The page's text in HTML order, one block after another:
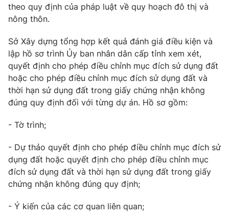
Liên hệ tòa soạn
THỜI BÁO VTV
Theo dõi báo trên
Cơ quan chủ quản:
Cơ quan báo chí:Thời báo VTV
Giấy phép hoạt động báo in và báo điện tử số 483/GP-BTTTT
cấp ngày 29/12/2023
Tổng Biên tập:Vũ Thanh Thủy
Nguyễn Trọng Ninh
theo quy định của pháp luật về quy hoạch đô thị và
nông thôn.
Sở Xây dựng tổng hợp kết quả đánh giá điều kiện và
lập hồ sơ trình Ủy ban nhân dân cấp tỉnh xem xét,
quyết định cho phép điều chỉnh mục đích sử dụng đất
hoặc cho phép điều chỉnh mục đích sử dụng đất và
thời hạn sử dụng đất trong giấy chứng nhận không
đúng quy định đối với từng dự án. Hồ sơ gồm:
- Tờ trình;
- Dự thảo quyết định cho phép điều chỉnh mục đích sử
dụng đất hoặc quyết định cho phép điều chỉnh mục
đích sử dụng đất và thời hạn sử dụng đất trong giấy
chứng nhận không đúng quy định;
- Ý kiến của các cơ quan liên quan;